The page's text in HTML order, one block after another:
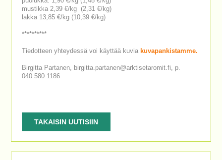
mustikka 2,39 €/kg (2,31 €/kg)
lakka 13,85 €/kg (10,39 €/kg)
**********
Tiedotteen yhteydessä voi käyttää kuvia kuvapankistamme.
Birgitta Partanen, birgitta.partanen@arktisetaromit.fi, p.
040 580 1186
TAKAISIN UUTISIIN